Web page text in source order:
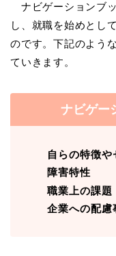
ナビゲーションブ
し、就職を始めとし
のです。下記のよう
ていきます。
ナビゲー
自らの特徴や
障害特性
職業上の課題
企業への配慮